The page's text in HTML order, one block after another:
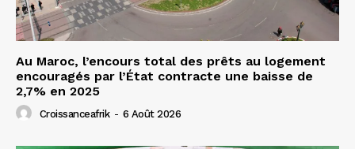
Au Maroc, l’encours total des prêts au logement
encouragés par l’État contracte une baisse de
2,7% en 2025
Croissanceafrik - 6 Août 2026